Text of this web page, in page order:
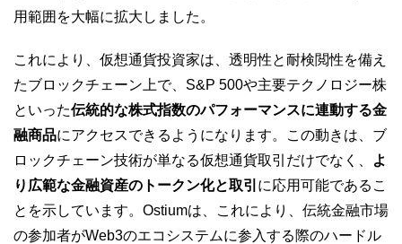
用範囲を大幅に拡大しました。
これにより、仮想通貨投資家は、透明性と耐検閲性を備え
たブロックチェーン上で、S&P 500や主要テクノロジー株
といった伝統的な株式指数のパフォーマンスに連動する金
融商品にアクセスできるようになります。この動きは、ブ
ロックチェーン技術が単なる仮想通貨取引だけでなく、
よ
り広範な金融資産のトークン化と取引 に応用可能であるこ
とを示しています。Ostiumは、これにより、伝統金融市場
の参加者がWeb3のエコシステムに参入する際のハードル